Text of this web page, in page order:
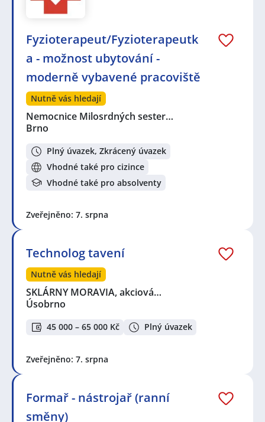
Fyzioterapeut/Fyzioterapeutk
a - možnost ubytování -
moderně vybavené pracoviště
Nutně vás hledají
Nemocnice Milosrdných sester…
Brno
Plný úvazek, Zkrácený úvazek
Vhodné také pro cizince
Vhodné také pro absolventy
Zveřejněno: 7. srpna
Technolog tavení
Nutně vás hledají
SKLÁRNY MORAVIA, akciová…
Úsobrno
45 000 – 65 000 Kč Plný úvazek
Zveřejněno: 7. srpna
Formař - nástrojař (ranní
směny)